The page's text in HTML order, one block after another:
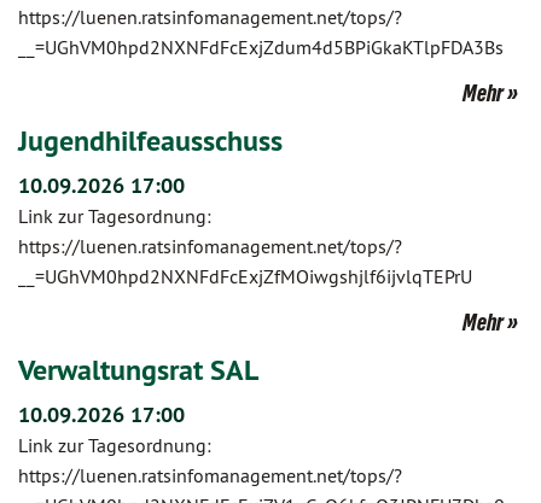
https://luenen.ratsinfomanagement.net/tops/?
__=UGhVM0hpd2NXNFdFcExjZdum4d5BPiGkaKTlpFDA3Bs
Mehr
Jugendhilfeausschuss
10.09.2026 17:00
Link zur Tagesordnung:
https://luenen.ratsinfomanagement.net/tops/?
__=UGhVM0hpd2NXNFdFcExjZfMOiwgshjlf6ijvlqTEPrU
Mehr
Verwaltungsrat SAL
10.09.2026 17:00
Link zur Tagesordnung:
https://luenen.ratsinfomanagement.net/tops/?